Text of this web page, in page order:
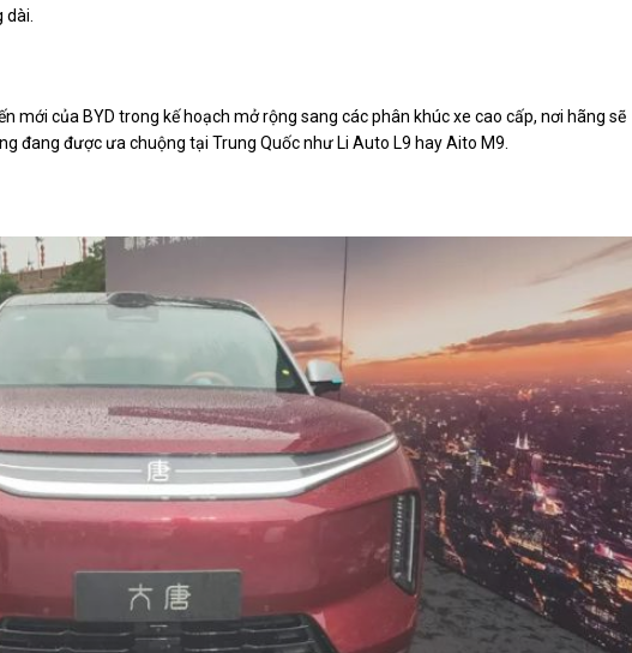
mới của BYD trong kế hoạch mở rộng sang các phân khúc xe cao cấp, nơi hãng sẽ
đang được ưa chuộng tại Trung Quốc như Li Auto L9 hay Aito M9.